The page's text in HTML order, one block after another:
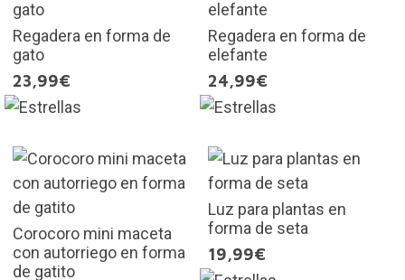
Regadera en forma de
gato
23,99€
Regadera en forma de
elefante
24,99€
Corocoro mini maceta
con autorriego en forma
de gatito
Luz para plantas en
forma de seta
19,99€